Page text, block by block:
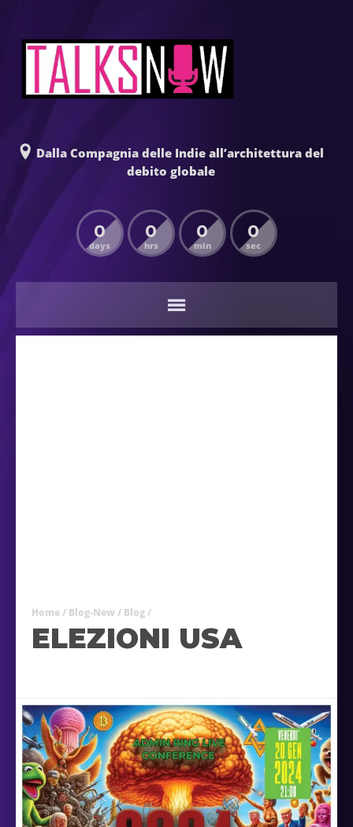
Dalla Compagnia delle Indie all’architettura del
debito globale
0
days
0
hrs
0
min
0
sec
Home / Blog-New / Blog /
ELEZIONI USA